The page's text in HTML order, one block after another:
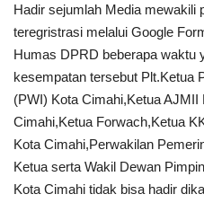
Hadir sejumlah Media mewakili
teregristrasi melalui Google
Humas DPRD beberapa waktu
kesempatan tersebut Plt.Ketua
(PWI) Kota Cimahi,Ketua
Cimahi,Ketua Forwach,Ketua
Kota Cimahi,Perwakilan
Ketua serta Wakil Dewan
Kota Cimahi tidak bisa hadir